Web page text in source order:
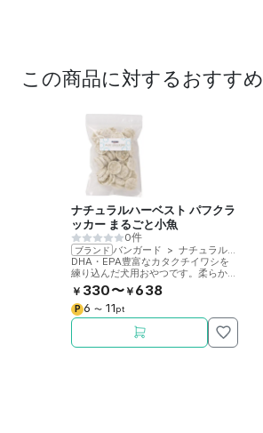
この商品に対するおすすめ
ナチュラルハーベスト パフクラ
ッカー まるごと小魚
0件
ブランド バンガード > ナチュラルハーベスト
DHA・EPA豊富なカタクチイワシを
練り込んだ犬用おやつです。柔らかい
食感なので子犬や高齢犬でも安心。穀
物不使用。
￥ 330〜￥ 638
P 6 〜 11pt